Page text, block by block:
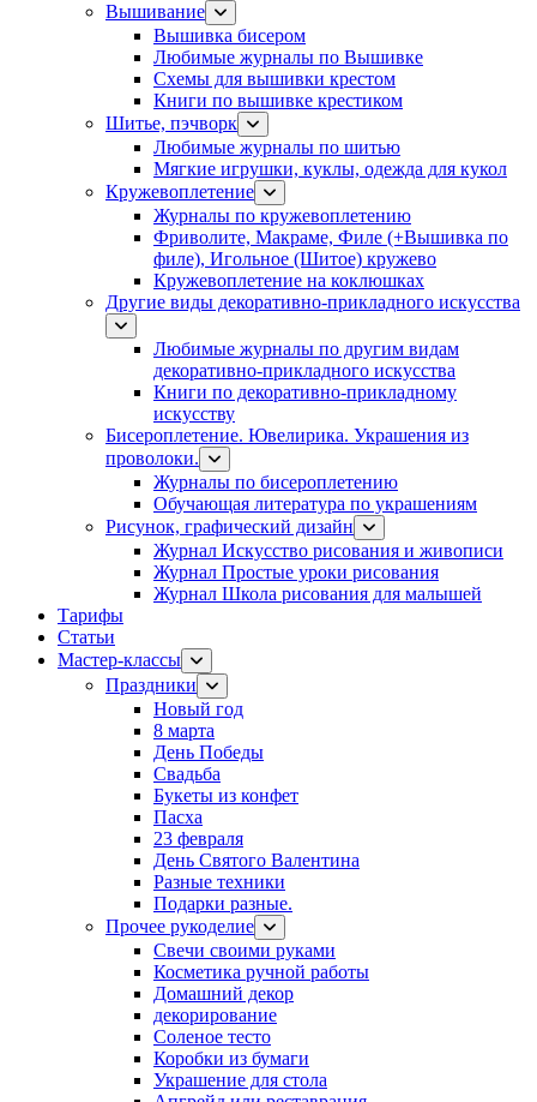
Вышивание
Вышивка бисером
Любимые журналы по Вышивке
Схемы для вышивки крестом
Книги по вышивке крестиком
Шитье, пэчворк
Любимые журналы по шитью
Мягкие игрушки, куклы, одежда для кукол
Кружевоплетение
Журналы по кружевоплетению
Фриволите, Макраме, Филе (+Вышивка по
филе), Игольное (Шитое) кружево
Кружевоплетение на коклюшках
Другие виды декоративно-прикладного искусства
Любимые журналы по другим видам
декоративно-прикладного искусства
Книги по декоративно-прикладному
искусству
Бисероплетение. Ювелирика. Украшения из
проволоки.
Журналы по бисероплетению
Обучающая литература по украшениям
Рисунок, графический дизайн
Журнал Искусство рисования и живописи
Журнал Простые уроки рисования
Журнал Школа рисования для малышей
Тарифы
Статьи
Мастер-классы
Праздники
Новый год
8 марта
День Победы
Свадьба
Букеты из конфет
Пасха
23 февраля
День Святого Валентина
Разные техники
Подарки разные.
Прочее рукоделие
Свечи своими руками
Косметика ручной работы
Домашний декор
декорирование
Соленое тесто
Коробки из бумаги
Украшение для стола